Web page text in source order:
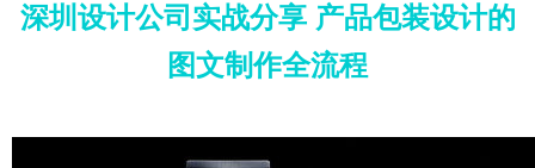
深圳设计公司实战分享 产品包装设计的
图文制作全流程